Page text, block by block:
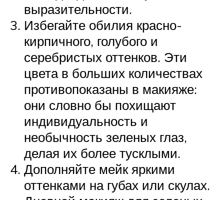
выразительности.
Избегайте обилия красно-
кирпичного, голубого и
серебристых оттенков. Эти
цвета в больших количествах
противопоказаны в макияже:
они словно бы похищают
индивидуальность и
необычность зеленых глаз,
делая их более тусклыми.
Дополняйте мейк яркими
оттенками на губах или скулах.